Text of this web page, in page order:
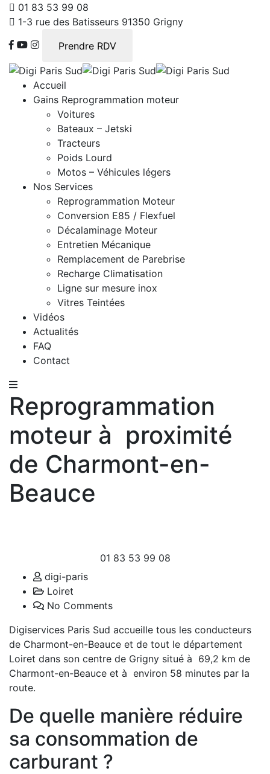
01 83 53 99 08
1-3 rue des Batisseurs 91350 Grigny
Prendre RDV
Accueil
Gains Reprogrammation moteur
Voitures
Bateaux – Jetski
Tracteurs
Poids Lourd
Motos – Véhicules légers
Nos Services
Reprogrammation Moteur
Conversion E85 / Flexfuel
Décalaminage Moteur
Entretien Mécanique
Remplacement de Parebrise
Recharge Climatisation
Ligne sur mesure inox
Vitres Teintées
Vidéos
Actualités
FAQ
Contact
Reprogrammation
moteur à proximité
de Charmont-en-
Beauce
01 83 53 99 08
digi-paris
Loiret
No Comments
Digiservices Paris Sud accueille tous les conducteurs
de Charmont-en-Beauce et de tout le département
Loiret dans son centre de Grigny situé à 69,2 km de
Charmont-en-Beauce et à environ 58 minutes par la
route.
De quelle manière réduire
sa consommation de
carburant ?